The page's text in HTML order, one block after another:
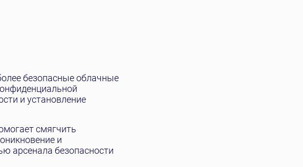
безопасные облачные
и установление
смягчить
и
арсенала безопасности